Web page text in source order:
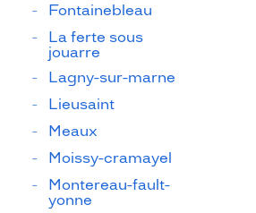
Fontainebleau
La ferte sous
jouarre
Lagny-sur-marne
Lieusaint
Meaux
Moissy-cramayel
Montereau-fault-
yonne